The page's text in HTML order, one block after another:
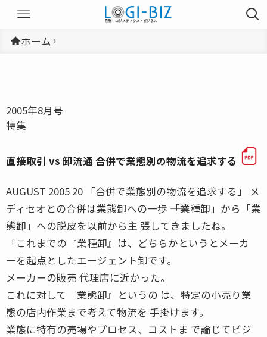
ホーム
2005年8月号
特集
直接取引 vs 卸流通 合併で業態別の物流を追求する
AUGUST 2005 20 「合併で業態別の物流を追求する」 メ
ディセオとの合併は業態卸への一歩 ――「業種卸」から「業
態卸」への脱皮を以前から主 張してきましたね。
「これまでの『業種卸』は、どちらかというとメーカ
ーを起点としたエージェント卸です。
メーカーの販売 代理店に近かった。
これに対して『業態卸』というの は、特定の小売り業
態の店内作業まで考えて物流を 手掛けます。
業態に特有の売場やプロセス、コストま で論じてビジ